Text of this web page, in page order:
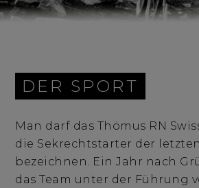
DER SPORT
Man darf das Thömus RN
die Sekrechtstarter der
bezeichnen. Ein Jahr nach
das Team unter der Führung